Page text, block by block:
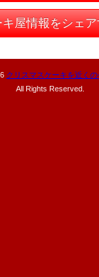
キ屋情報をシェ
クリスマスケーキを近くの
All Rights Reserved.